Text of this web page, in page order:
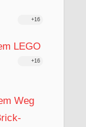
+16
LEGO
+16
Weg